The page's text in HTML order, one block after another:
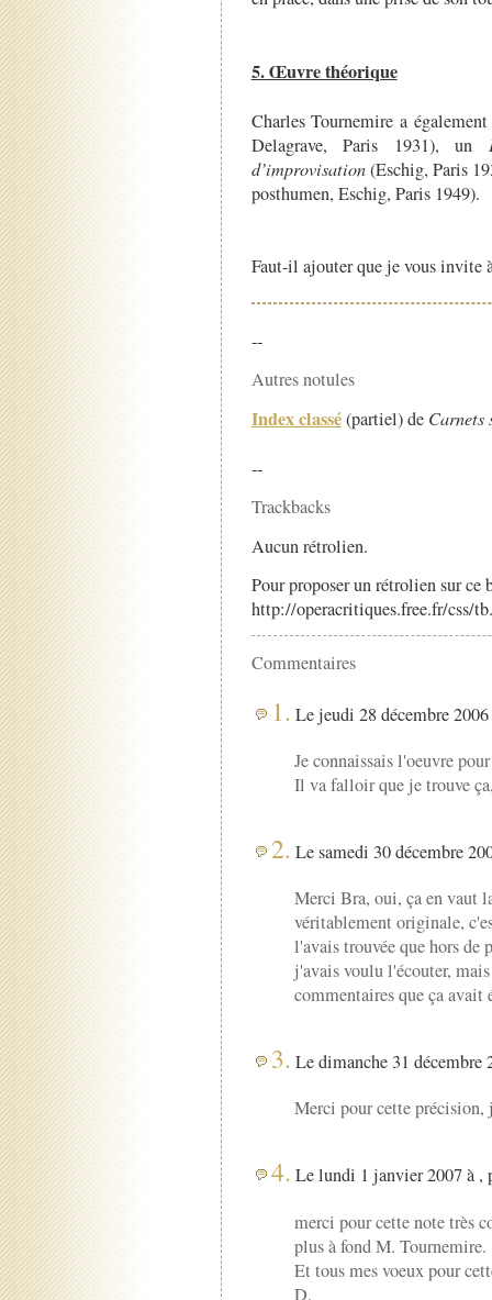
5. Œuvre théorique
Charles Tournemire a
Delagrave, Paris 1931), un
d’improvisation(Eschig, Paris
posthumen, Eschig, Paris 1949).
Faut-il ajouter que je vous invite
--
Autres notules
Index classé(partiel) de Carnets
--
Trackbacks
Aucun rétrolien.
Pour proposer un rétrolien sur
http://operacritiques.free.fr/css/
Commentaires
1. Le jeudi 28 décembre
Je connaissais l'oeuvre
Il va falloir que je trouve
2. Le samedi 30 décembre
Merci Bra, oui, ça en vaut
véritablement originale,
l'avais trouvée que hors de
j'avais voulu l'écouter,
commentaires que ça avait
3. Le dimanche 31 décembre
Merci pour cette précision,
4. Le lundi 1 janvier 2007 à ,
merci pour cette note très
plus à fond M. Tournemire.
Et tous mes voeux pour
D.